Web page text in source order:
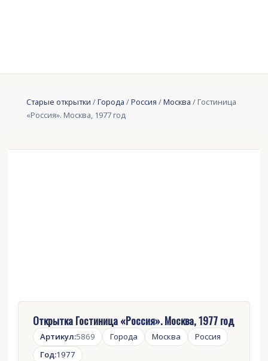
Старые открытки /Города /Россия /Москва / Гостиница
«Россия». Москва, 1977 год
Открытка Гостиница «Россия». Москва, 1977 год
Артикул:5869 Города Москва
Россия
Год:1977